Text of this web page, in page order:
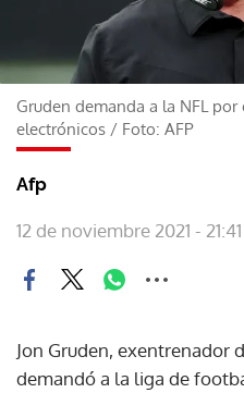
Gruden demanda a la NFL
electrónicos / Foto: AFP
Afp
12 de noviembre 2021 - 21:41
Jon Gruden, exentrenador
demandó a la liga de